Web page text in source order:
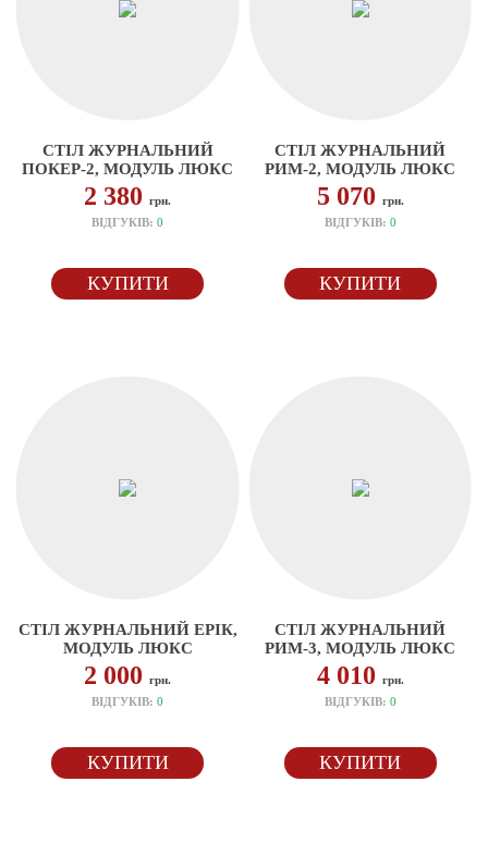
СТІЛ ЖУРНАЛЬНИЙ
ПОКЕР-2, МОДУЛЬ ЛЮКС
2 380грн.
ВІДГУКІВ:0
КУПИТИ
СТІЛ ЖУРНАЛЬНИЙ
РИМ-2, МОДУЛЬ ЛЮКС
5 070 грн.
ВІДГУКІВ: 0
КУПИТИ
СТІЛ ЖУРНАЛЬНИЙ ЕРІК,
МОДУЛЬ ЛЮКС
2 000грн.
ВІДГУКІВ:0
КУПИТИ
СТІЛ ЖУРНАЛЬНИЙ
РИМ-3, МОДУЛЬ ЛЮКС
4 010 грн.
ВІДГУКІВ: 0
КУПИТИ